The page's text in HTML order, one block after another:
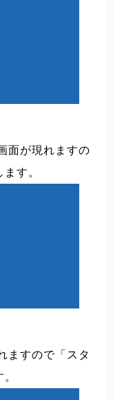
面が現れますの
す。
ますので「スタ